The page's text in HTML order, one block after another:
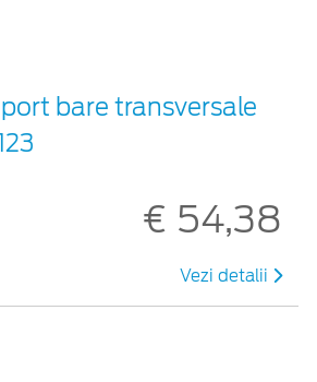
bare transversale
€ 54,38
Vezi detalii